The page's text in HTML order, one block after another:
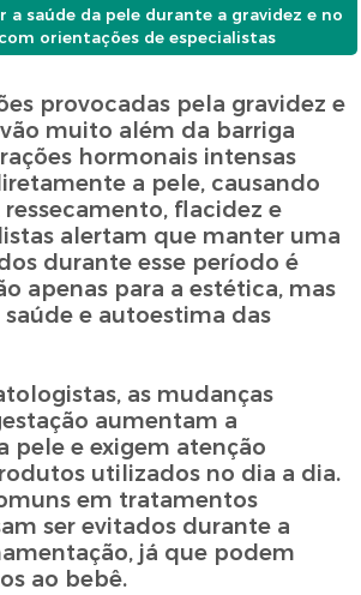
a saúde da pele durante a gravidez e no
orientações de especialistas
provocadas pela gravidez e
muito além da barriga
hormonais intensas
a pele, causando
ressecamento, flacidez e
alertam que manter uma
durante esse período é
apenas para a estética, mas
e autoestima das
as mudanças
aumentam a
pele e exigem atenção
utilizados no dia a dia.
em tratamentos
ser evitados durante a
já que podem
ao bebê.